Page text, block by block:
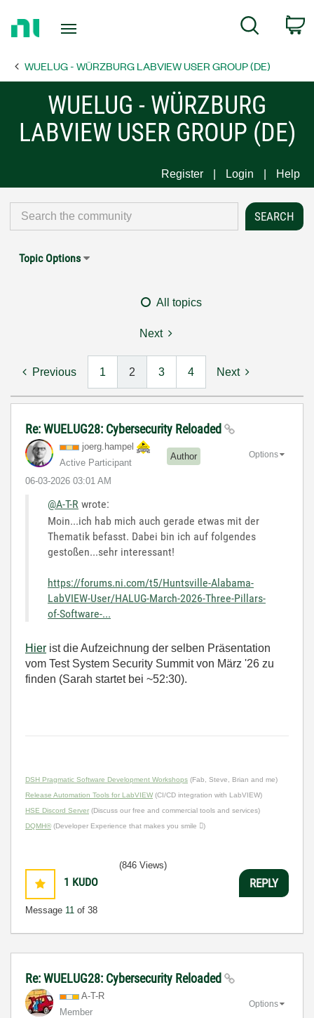
Page
Search
WUELUG - WÜRZBURG LABVIEW USER GROUP (DE)
WUELUG - WÜRZBURG
LABVIEW USER GROUP (DE)
Register Login Help
Topic Options
All topics
Next
Previous 1 2 3 4 Next
Re: WUELUG28: Cybersecurity Reloaded
joerg.hampel
Active Participant
Author
‎06-03-2026 03:01 AM
Options
@A-T-R wrote:
Moin...ich hab mich auch gerade etwas mit der
Thematik befasst. Dabei bin ich auf folgendes
gestoßen...sehr interessant!
https://forums.ni.com/t5/Huntsville-Alabama-
LabVIEW-User/HALUG-March-2026-Three-Pillars-
of-Software-...
Hier ist die Aufzeichnung der selben Präsentation
vom Test System Security Summit von März '26 zu
finden (Sarah startet bei ~52:30).
DSH Pragmatic Software Development Workshops (Fab, Steve, Brian and me)
Release Automation Tools for LabVIEW(CI/CD integration with LabVIEW)
HSE Discord Server (Discuss our free and commercial tools and services)
DQMH® (Developer Experience that makes you smile )
1 KUDO
Message 11 of 38
(846 Views)
REPLY
Re: WUELUG28: Cybersecurity Reloaded
A-T-R
Member
Options